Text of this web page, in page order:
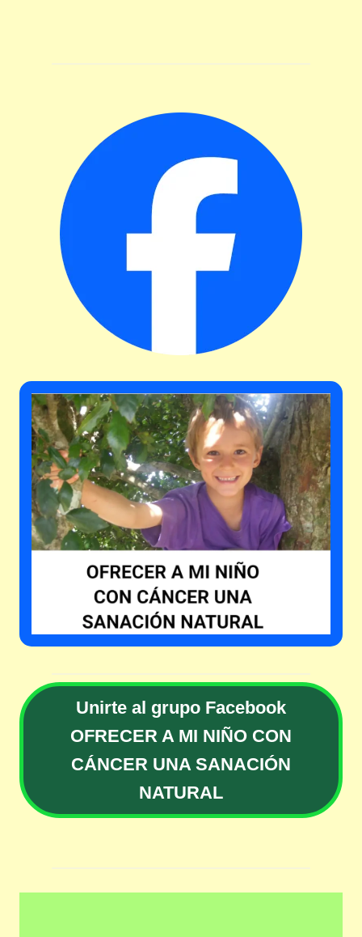
Unirte al grupo Facebook
OFRECER A MI NIÑO CON
CÁNCER UNA SANACIÓN
NATURAL